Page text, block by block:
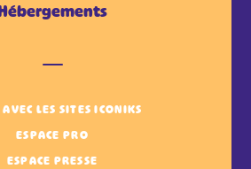
LES SITES ICONIKS
ESPACE PRO
ESPACE PRESSE